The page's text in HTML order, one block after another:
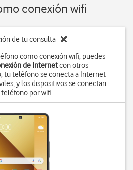
conexión wifi
de tu consulta
como conexión wifi, puedes
de Internetcon otros
tu teléfono se conecta a Internet
y los dispositivos se conectan
teléfono por wifi.